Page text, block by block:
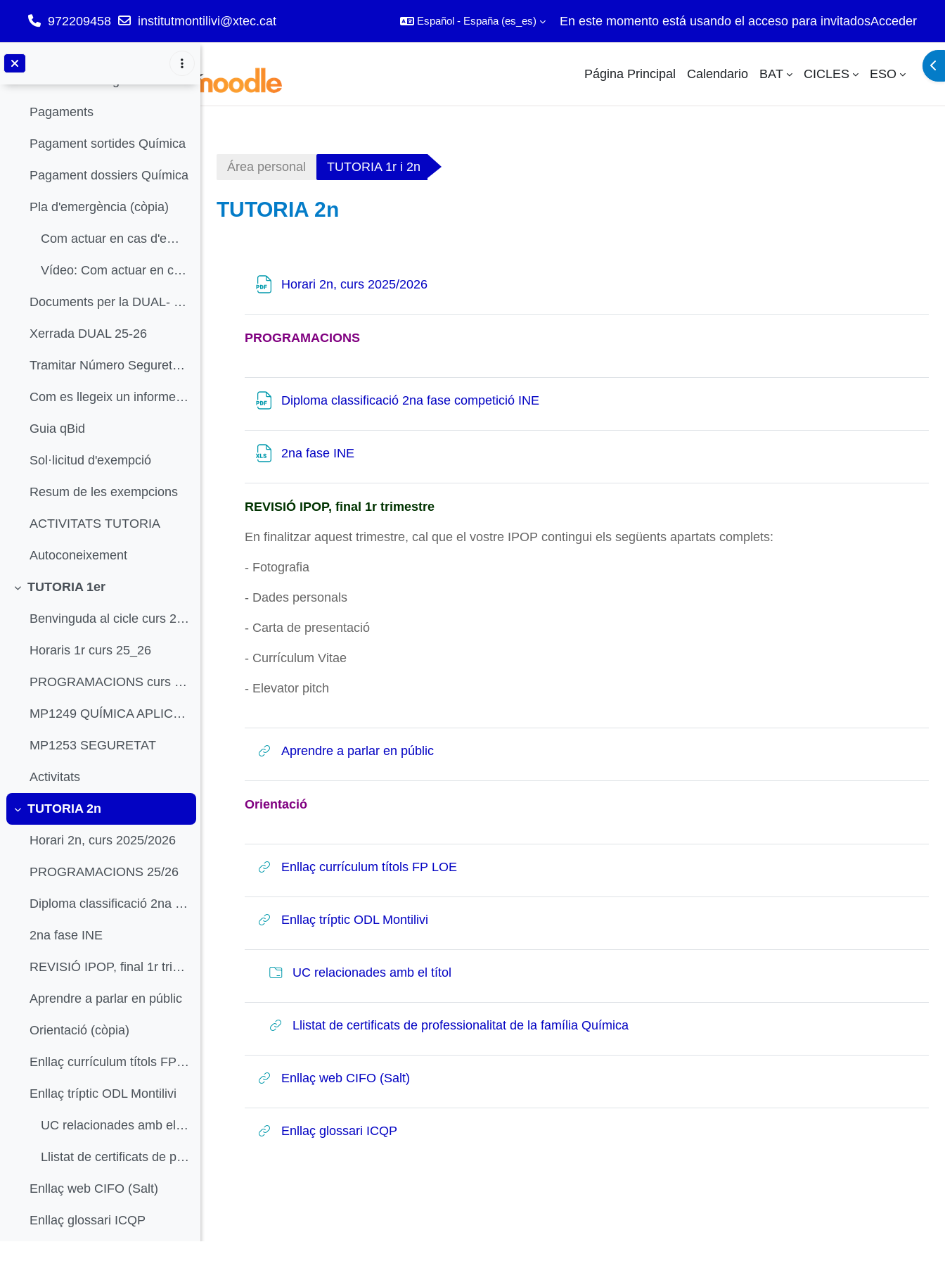
Salta al contenido principal
972209458 institutmontilivi@xtec.cat Español - España ‎(es_es)‎ En este momento está usando el acceso para invitadosAcceder
Página Principal Calendario BAT CICLES ESO
Document signatura de vagues
Pagaments
Pagament sortides Química
Pagament dossiers Química
Pla d'emergència (còpia)
Com actuar en cas d'emergència
Vídeo: Com actuar en cas d'emergència
Documents per la DUAL- Formació en Centres de Treball
Xerrada DUAL 25-26
Tramitar Número Seguretat Social
Com es llegeix un informe de vida laboral
Guia qBid
Sol·licitud d'exempció
Resum de les exempcions
ACTIVITATS TUTORIA
Autoconeixement
Colapsar
TUTORIA 1er
Benvinguda al cicle curs 25_26
Horaris 1r curs 25_26
PROGRAMACIONS curs 25_26
MP1249 QUÍMICA APLICADA
MP1253 SEGURETAT
Activitats
Colapsar
TUTORIA 2n
Horari 2n, curs 2025/2026
PROGRAMACIONS 25/26
Diploma classificació 2na fase competició INE
2na fase INE
REVISIÓ IPOP, final 1r trimestre En finalitzar aq...
Aprendre a parlar en públic
Orientació (còpia)
Enllaç currículum títols FP LOE
Enllaç tríptic ODL Montilivi
UC relacionades amb el títol
Llistat de certificats de professionalitat de la família Química
Enllaç web CIFO (Salt)
Enllaç glossari ICQP
Área personal TUTORIA 1r i 2n
TUTORIA 2n
Horari 2n, curs 2025/2026
PROGRAMACIONS
Diploma classificació 2na fase competició INE
2na fase INE
REVISIÓ IPOP, final 1r trimestre
En finalitzar aquest trimestre, cal que el vostre IPOP contingui els següents apartats complets:
- Fotografia
- Dades personals
- Carta de presentació
- Currículum Vitae
- Elevator pitch
Aprendre a parlar en públicURL
Orientació
Enllaç currículum títols FP LOE
Enllaç tríptic ODL Montilivi
UC relacionades amb el títol
Llistat de certificats de professionalitat de la família Química
Enllaç web CIFO (Salt)
Enllaç glossari ICQP